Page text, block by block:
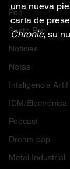
Pop
Synth Pop
Noticias
Notas
Inteligencia
IDM/Electrónica
Podcast
Dream pop
Metal Industrial
una nueva
carta de
Chronic, su